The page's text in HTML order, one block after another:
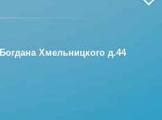
насосы,
душевые, акриловые и
другое.
наших
Хмельницкого д.44